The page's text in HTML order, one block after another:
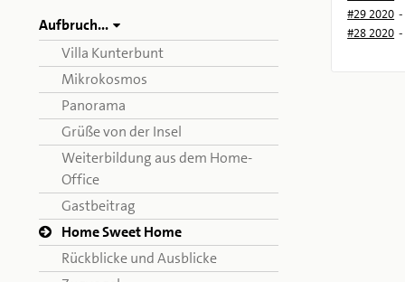
Aufbruch...
Villa Kunterbunt
Mikrokosmos
Panorama
Grüße von der Insel
Weiterbildung aus dem Home-
Office
Gastbeitrag
aktuelle
Seite:
Home Sweet Home
Rückblicke und Ausblicke
#29 2020 -
#28 2020 -